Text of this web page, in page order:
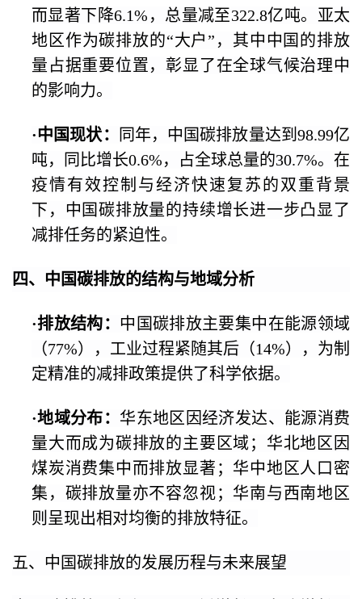
而显著下降6.1%，总量减至322.8亿吨。亚太
地区作为碳排放的“大户”，其中中国的排放
量占据重要位置，彰显了在全球气候治理中
的影响力。
·中国现状：
同年，中国碳排放量达到98.99亿
吨，同比增长0.6%，占全球总量的30.7%。在
疫情有效控制与经济快速复苏的双重背景
下，中国碳排放量的持续增长进一步凸显了
减排任务的紧迫性。
四、中国碳排放的结构与地域分析
·排放结构： 中国碳排放主要集中在能源领域
（77%），工业过程紧随其后（14%），为制
定精准的减排政策提供了科学依据。
·地域分布： 华东地区因经济发达、能源消费
量大而成为碳排放的主要区域；华北地区因
煤炭消费集中而排放显著；华中地区人口密
集，碳排放量亦不容忽视；华南与西南地区
则呈现出相对均衡的排放特征。
五、中国碳排放的发展历程与未来展望